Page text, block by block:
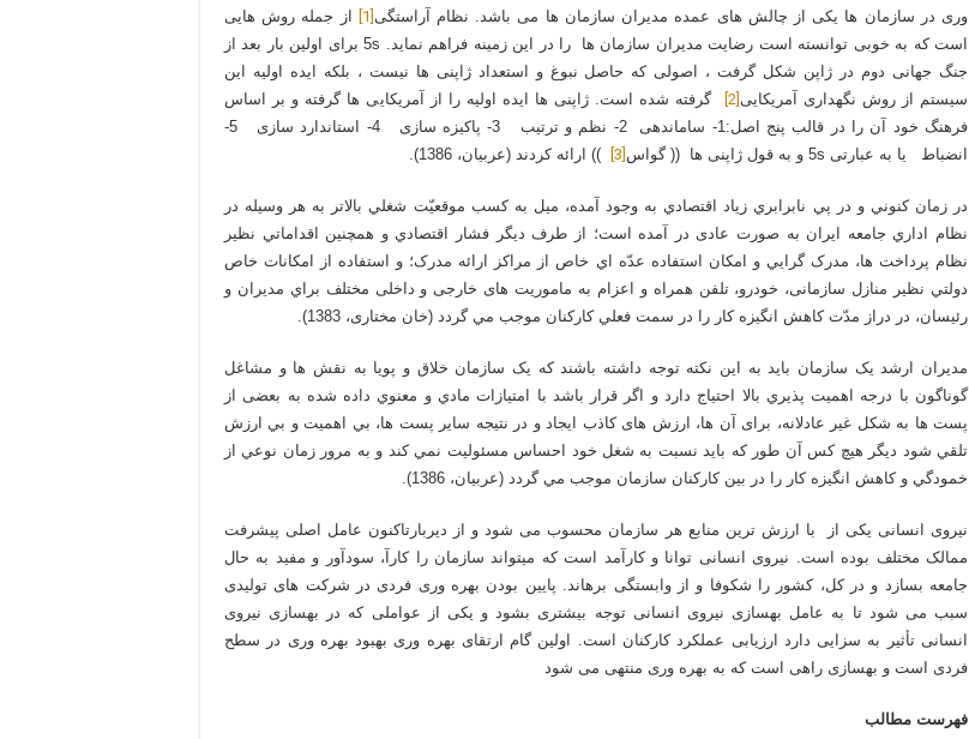
وری در سازمان ها یكی از چالش های عمده مدیران سازمان ها می باشد. نظام آراستگی [1]
از جمله روش هایی
است که به خوبی توانسته است رضایت مدیران سازمان ها را در این زمینه فراهم نماید. 5s برای اولین بار بعد از
جنگ جهانی دوم در ژاپن شکل گرفت ، اصولی که حاصل نبوغ و استعداد ژاپنی ها نیست ، بلکه ایده اولیه این
سیستم از روش نگهداری آمریکایی [2]
گرفته شده است. ژاپنی ها ایده اولیه را از آمریکایی ها گرفته و بر اساس
فرهنگ خود آن را در قالب پنج اصل:1- ساماندهی 2- نظم و ترتیب 3- پاکیزه سازی 4- استاندارد سازی 5-
انضباط یا به عبارتی 5s و به قول ژاپنی ها (( گواس
[3] )) ارائه کردند (عربیان، 1386).
در زمان کنوني و در پي نابرابري زياد اقتصادي به وجود آمده، ميل به کسب موقعيّت شغلي بالاتر به هر وسيله در
نظام اداري جامعه ايران به صورت عادی در آمده است؛ از طرف ديگر فشار اقتصادي و همچنين اقداماتي نظير
نظام پرداخت ها، مدرک گرايي و امکان استفاده عدّه اي خاص از مراکز ارائه مدرک؛ و استفاده از امکانات خاص
دولتي نظير منازل سازمانی، خودرو، تلفن همراه و اعزام به ماموريت های خارجی و داخلی مختلف براي مديران و
رئيسان، در دراز مدّت کاهش انگيزه کار را در سمت فعلي کارکنان موجب مي گردد (خان مختاری، 1383).
مديران ارشد يک سازمان بايد به اين نکته توجه داشته باشند که يک سازمان خلاق و پويا به نقش ها و مشاغل
گوناگون با درجه اهميت پذيري بالا احتياج دارد و اگر قرار باشد با امتيازات مادي و معنوي داده شده به بعضی از
پست ها به شکل غير عادلانه، برای آن ها، ارزش های کاذب ايجاد و در نتيجه ساير پست ها، بي اهميت و بي ارزش
تلقي شود ديگر هيچ کس آن طور که بايد نسبت به شغل خود احساس مسئوليت نمي کند و به مرور زمان نوعي از
خمودگي و کاهش انگيزه کار را در بين کارکنان سازمان موجب مي گردد (عربیان، 1386).
نیروی انسانی یکی از با ارزش ترین منابع هر سازمان محسوب می شود و از دیربارتاکنون عامل اصلی پیشرفت
ممالک مختلف بوده است. نیروی انسانی توانا و کارآمد است که میتواند سازمان را کارآ، سودآور و مفید به حال
جامعه بسازد و در کل، کشور را شکوفا و از وابستگی برهاند. پایین بودن بهره وری فردی در شرکت های تولیدی
سبب می شود تا به عامل بهسازی نیروی انسانی توجه بیشتری بشود و یکی از عواملی که در بهسازی نیروی
انسانی تأثیر به سزایی دارد ارزیابی عملکرد کارکنان است. اولین گام ارتقای بهره وری بهبود بهره وری در سطح
فردی است و بهسازی راهی است که به بهره وری منتهی می شود
فهرست مطالب